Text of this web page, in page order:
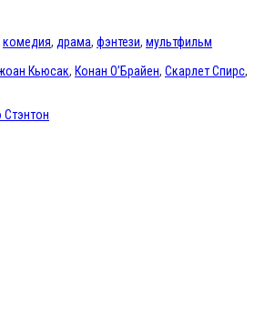
комедия, драма, фэнтези, мультфильм
Кьюсак, Конан О’Брайен, Скарлет Спирс,